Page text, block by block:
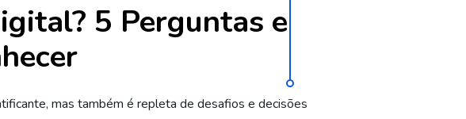
5 Perguntas e
mas também é repleta de desafios e decisões